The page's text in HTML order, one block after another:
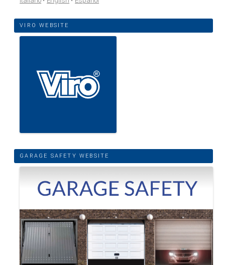
VIRO WEBSITE
GARAGE SAFETY WEBSITE